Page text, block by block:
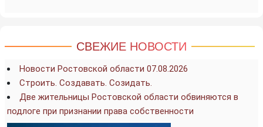
СВЕЖИЕ НОВОСТИ
Новости Ростовской области 07.08.2026
Строить. Создавать. Созидать.
Две жительницы Ростовской области обвиняются в
подлоге при признании права собственности